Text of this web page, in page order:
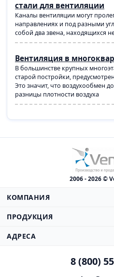
стали для вентиляции
Каналы вентиляции могут
направлениях и под разными
собой два звена, находящихся
Вентиляция в
В большинстве крупных
старой постройки,
Это значит, что воздухообмен
разницы плотности воздуха
2006 - 2026 ©
КОМПАНИЯ
О компании
Цены
ПРОДУКЦИЯ
Прямоугольные
АДРЕСА
142000, МО, г. Домодедово,
8 (800)